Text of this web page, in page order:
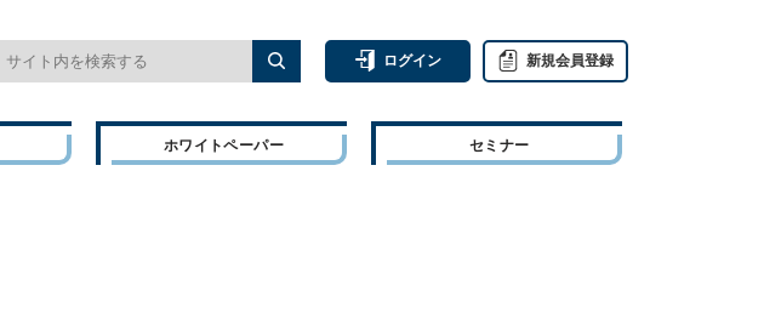
ログイン 新規会員登録
ホワイトペーパー セミナー